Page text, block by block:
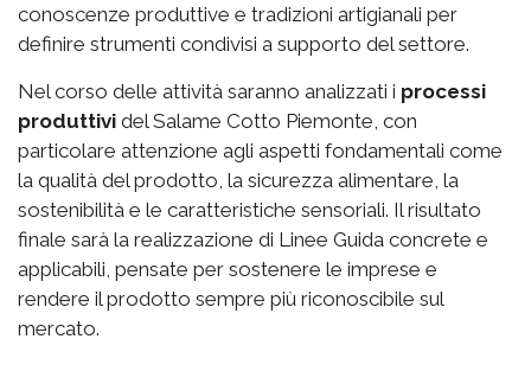
conoscenze produttive e tradizioni artigianali per
definire strumenti condivisi a supporto del settore.
Nel corso delle attività saranno analizzati i processi
produttivi del Salame Cotto Piemonte, con
particolare attenzione agli aspetti fondamentali come
la qualità del prodotto, la sicurezza alimentare, la
sostenibilità e le caratteristiche sensoriali. Il risultato
finale sarà la realizzazione di Linee Guida concrete e
applicabili, pensate per sostenere le imprese e
rendere il prodotto sempre più riconoscibile sul
mercato.